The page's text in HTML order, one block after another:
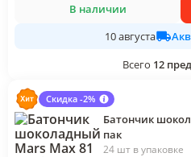
В наличии
10 августа
Всего 12
Скидка -2%
Батончик
пак
24 шт в упаковке